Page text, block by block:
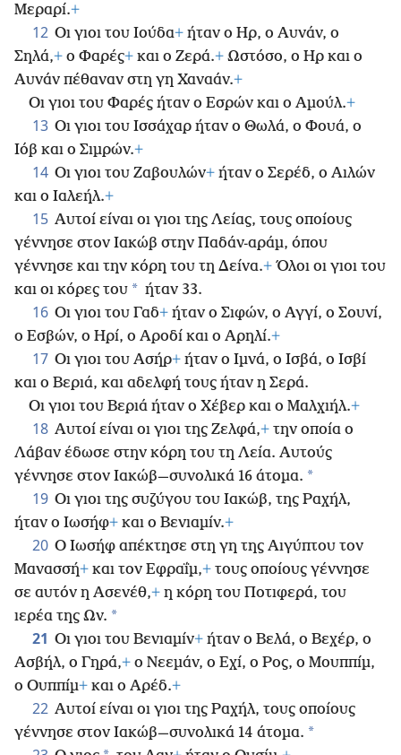
Μεραρί.+
12 Οι γιοι του Ιούδα+ ήταν ο Ηρ, ο Αυνάν, ο
Σηλά,+ ο Φαρές+ και ο Ζερά.+ Ωστόσο, ο Ηρ και ο
Αυνάν πέθαναν στη γη Χαναάν.+
Οι γιοι του Φαρές ήταν ο Εσρών και ο Αμούλ.+
13 Οι γιοι του Ισσάχαρ ήταν ο Θωλά, ο Φουά, ο
Ιόβ και ο Σιμρών.+
14 Οι γιοι του Ζαβουλών+ ήταν ο Σερέδ, ο Αιλών
και ο Ιαλεήλ.+
15 Αυτοί είναι οι γιοι της Λείας, τους οποίους
γέννησε στον Ιακώβ στην Παδάν-αράμ, όπου
γέννησε και την κόρη του τη Δείνα.+ Όλοι οι γιοι του
και οι κόρες του * ήταν 33.
16 Οι γιοι του Γαδ+ ήταν ο Σιφών, ο Αγγί, ο Σουνί,
ο Εσβών, ο Ηρί, ο Αροδί και ο Αρηλί.+
17 Οι γιοι του Ασήρ+ ήταν ο Ιμνά, ο Ισβά, ο Ισβί
και ο Βεριά, και αδελφή τους ήταν η Σερά.
Οι γιοι του Βεριά ήταν ο Χέβερ και ο Μαλχιήλ.+
18 Αυτοί είναι οι γιοι της Ζελφά,+ την οποία ο
Λάβαν έδωσε στην κόρη του τη Λεία. Αυτούς
γέννησε στον Ιακώβ—συνολικά 16 άτομα. *
19 Οι γιοι της συζύγου του Ιακώβ, της Ραχήλ,
ήταν ο Ιωσήφ+ και ο Βενιαμίν.+
20 Ο Ιωσήφ απέκτησε στη γη της Αιγύπτου τον
Μανασσή+ και τον Εφραΐμ,+ τους οποίους γέννησε
σε αυτόν η Ασενέθ,+ η κόρη του Ποτιφερά, του
ιερέα της Ων. *
21 Οι γιοι του Βενιαμίν+ ήταν ο Βελά, ο Βεχέρ, ο
Ασβήλ, ο Γηρά,+ ο Νεεμάν, ο Εχί, ο Ρος, ο Μουππίμ,
ο Ουππίμ+ και ο Αρέδ.+
22 Αυτοί είναι οι γιοι της Ραχήλ, τους οποίους
γέννησε στον Ιακώβ—συνολικά 14 άτομα. *